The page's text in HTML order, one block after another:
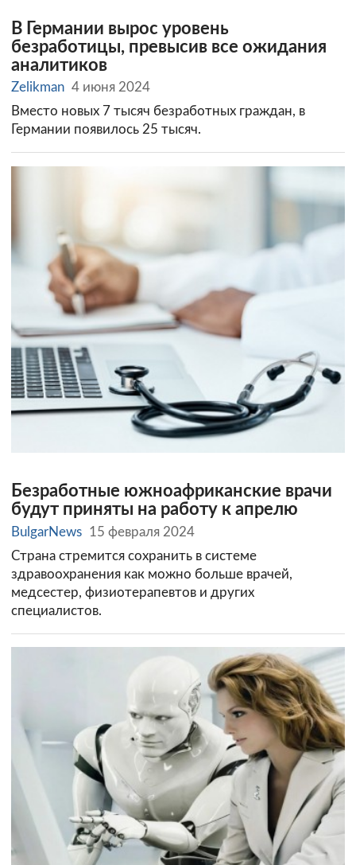
В Германии вырос уровень
безработицы, превысив все ожидания
аналитиков
Zelikman 4 июня 2024
Вместо новых 7 тысяч безработных граждан, в
Германии появилось 25 тысяч.
Безработные южноафриканские врачи
будут приняты на работу к апрелю
BulgarNews 15 февраля 2024
Страна стремится сохранить в системе
здравоохранения как можно больше врачей,
медсестер, физиотерапевтов и других
специалистов.